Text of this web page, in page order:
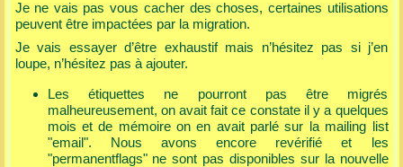
Je ne vais pas vous cacher des choses, certaines utilisations
peuvent être impactées par la migration.
Je vais essayer d’être exhaustif mais n’hésitez pas si j’en
loupe, n’hésitez pas à ajouter.
Les étiquettes ne pourront pas être migrés
malheureusement, on avait fait ce constate il y a quelques
mois et de mémoire on en avait parlé sur la mailing list
"email". Nous avons encore revérifié et les
"permanentflags" ne sont pas disponibles sur la nouvelle